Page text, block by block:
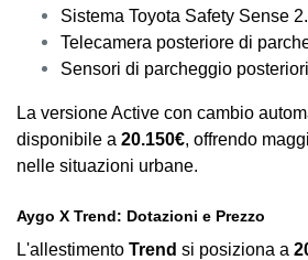
Sistema Toyota Safety Sense
Telecamera posteriore di
Sensori di parcheggio posteriori
La versione Active con cambio
disponibile a 20.150€, offrendo
nelle situazioni urbane.
Aygo X Trend: Dotazioni e Prezzo
L'allestimento Trend si posiziona a